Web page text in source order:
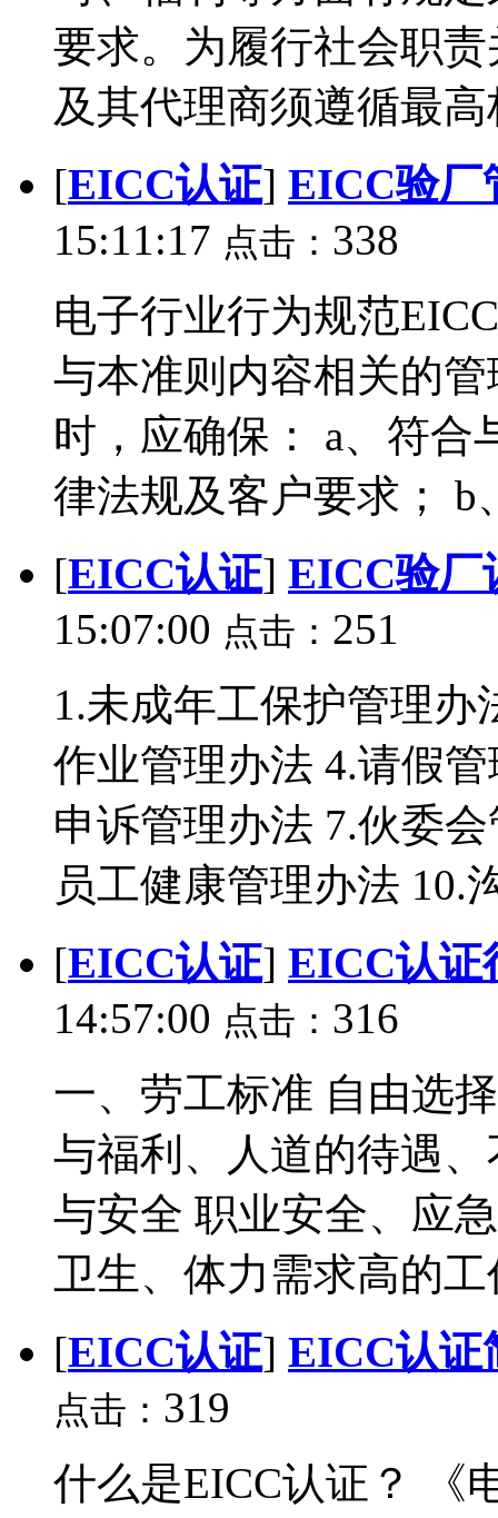
要求。为履行社会职
及其代理商须遵循最
[EICC认证] EICC验厂
15:11:17 点击： 338
电子行业行为规范
与本准则内容相关的
时，应确保： a、符合
律法规及客户要求； b
[EICC认证] EICC验厂
15:07:00 点击： 251
1.未成年工保护管理办
作业管理办法 4.请假
申诉管理办法 7.伙委
员工健康管理办法 10.
[EICC认证] EICC认证
14:57:00 点击： 316
一、劳工标准 自由选
与福利、人道的待遇
与安全 职业安全、应
卫生、体力需求高的
[EICC认证] EICC认证
点击： 319
什么是EICC认证？ 《